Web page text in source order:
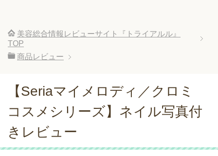
美容総合情報レビューサイト『トライアルル』
TOP
商品レビュー
【Seriaマイメロディ／クロミ
コスメシリーズ】ネイル写真付
きレビュー